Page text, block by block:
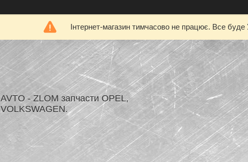
Інтернет-магазин тимчасово не працює. Все буде
AVTO - ZLOM запчасти OPEL,
VOLKSWAGEN.